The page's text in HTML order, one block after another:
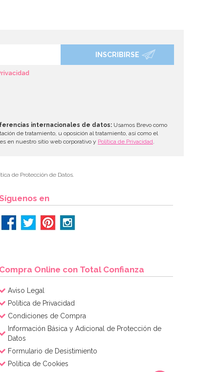
INSCRIBIRSE
internacionales de datos: Usamos Brevo como
de tratamiento, u oposición al tratamiento, así como el
en nuestro sitio web corporativo y Política de Privacidad
de Protección de Datos.
en
Compra Online con Total Confianza
Aviso Legal
Política de Privacidad
Condiciones de Compra
Información Básica y Adicional de Protección de
Datos
Formulario de Desistimiento
Política de Cookies